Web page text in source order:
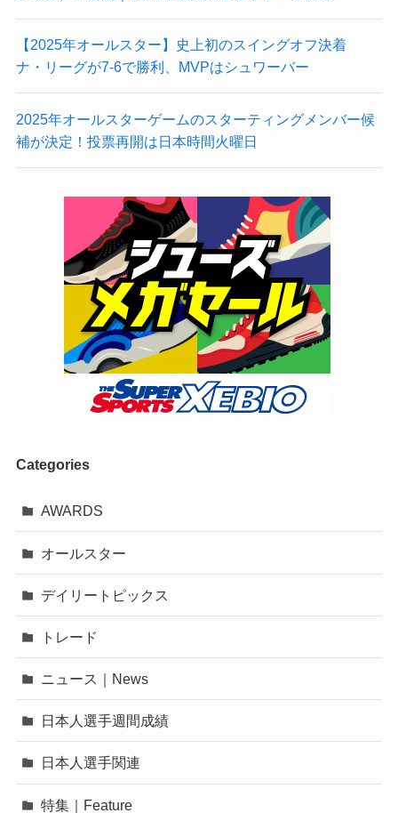
【2025年オールスター】史上初のスイングオフ決着
ナ・リーグが7-6で勝利、MVPはシュワーバー
2025年オールスターゲームのスターティングメンバー候
補が決定！投票再開は日本時間火曜日
Categories
AWARDS
オールスター
デイリートピックス
トレード
ニュース｜News
日本人選手週間成績
日本人選手関連
特集｜Feature